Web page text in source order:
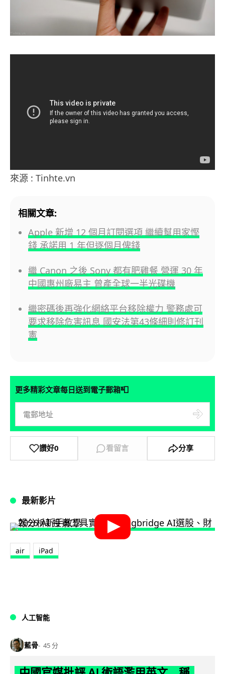
來源 : Tinhte.vn
相關文章:
Apple 新增 12 個月訂閱選項 繼續幫用家慳
錢 承諾用 1 年但逐個月俾錢
繼 Canon 之後 Sony 都有肥雞餐 營運 30 年
中國惠州廠易主 曾產全球一半光碟機
繼密碼後再強化網絡平台移除權力 警務處可
要求移除危害訊息 國安法第43條細則修訂刊
憲
更多精彩文章每日送到電子郵箱📮
讚好0 看留言 分享
最新影片
air iPad
人工智能
藍骨 45 分